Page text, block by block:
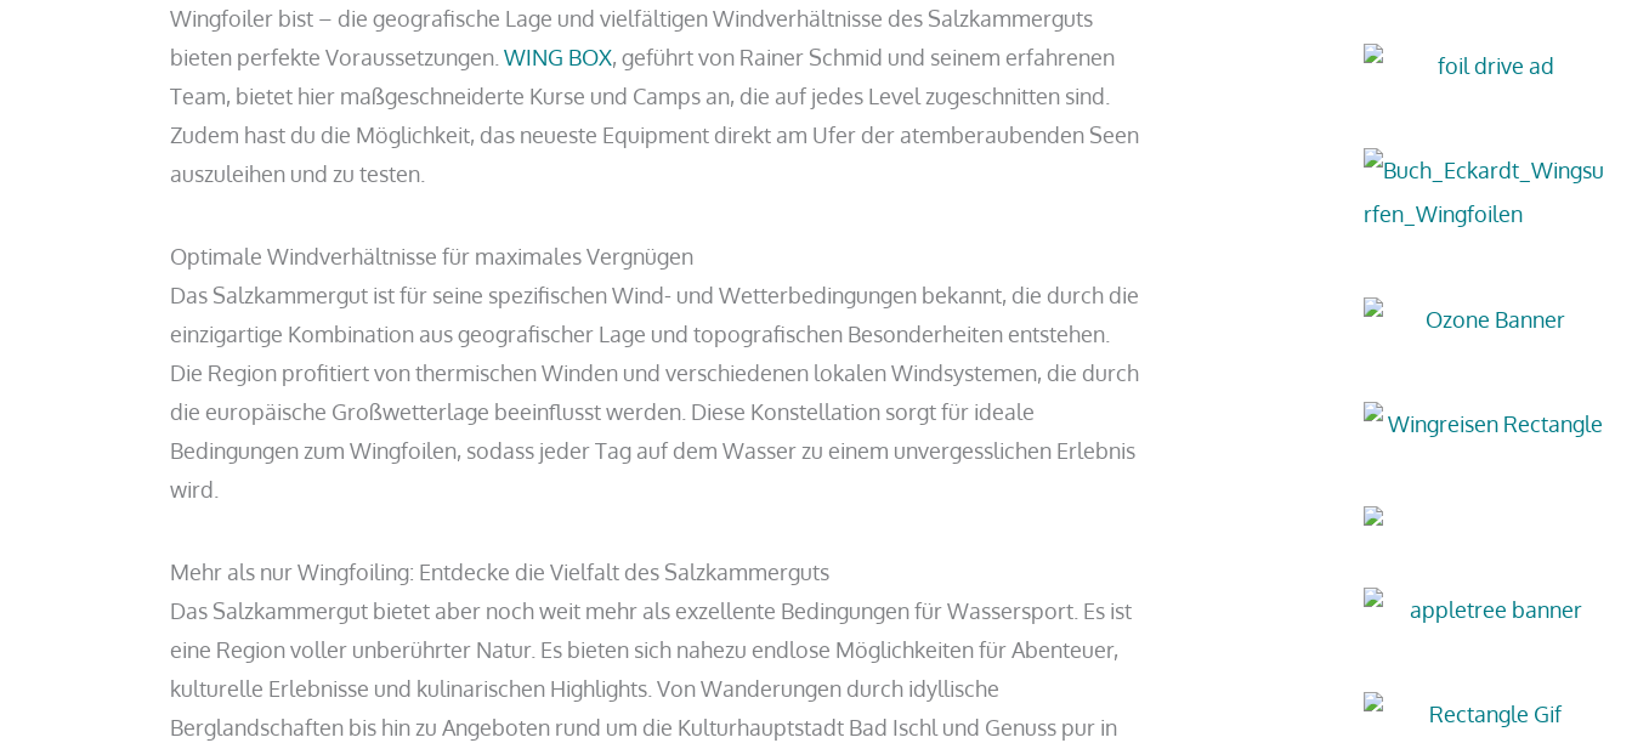
Wingfoiler bist – die geografische Lage und vielfältigen Windverhältnisse des Salzkammerguts
bieten perfekte Voraussetzungen.WING BOX, geführt von Rainer Schmid und seinem erfahrenen
Team, bietet hier maßgeschneiderte Kurse und Camps an, die auf jedes Level zugeschnitten sind.
Zudem hast du die Möglichkeit, das neueste Equipment direkt am Ufer der atemberaubenden Seen
auszuleihen und zu testen.
Optimale Windverhältnisse für maximales Vergnügen
Das Salzkammergut ist für seine spezifischen Wind- und Wetterbedingungen bekannt, die durch die
einzigartige Kombination aus geografischer Lage und topografischen Besonderheiten entstehen.
Die Region profitiert von thermischen Winden und verschiedenen lokalen Windsystemen, die durch
die europäische Großwetterlage beeinflusst werden. Diese Konstellation sorgt für ideale
Bedingungen zum Wingfoilen, sodass jeder Tag auf dem Wasser zu einem unvergesslichen Erlebnis
wird.
Mehr als nur Wingfoiling: Entdecke die Vielfalt des Salzkammerguts
Das Salzkammergut bietet aber noch weit mehr als exzellente Bedingungen für Wassersport. Es ist
eine Region voller unberührter Natur. Es bieten sich nahezu endlose Möglichkeiten für Abenteuer,
kulturelle Erlebnisse und kulinarischen Highlights. Von Wanderungen durch idyllische
Berglandschaften bis hin zu Angeboten rund um die Kulturhauptstadt Bad Ischl und Genuss pur in